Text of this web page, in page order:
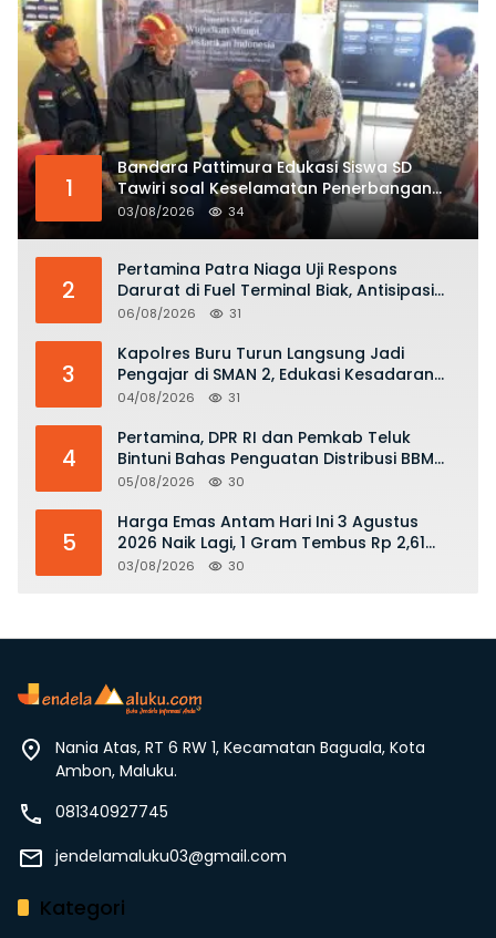
1
Bandara Pattimura Edukasi Siswa SD
Tawiri soal Keselamatan Penerbangan
dan Bahaya Bermain Layang-layang di
KKOP
03/08/2026 34
2
Pertamina Patra Niaga Uji Respons
Darurat di Fuel Terminal Biak, Antisipasi
Risiko Kebakaran dan Tumpahan BBM
06/08/2026 31
3
Kapolres Buru Turun Langsung Jadi
Pengajar di SMAN 2, Edukasi Kesadaran
Hukum dan Stop Kekerasan
04/08/2026 31
4
Pertamina, DPR RI dan Pemkab Teluk
Bintuni Bahas Penguatan Distribusi BBM
dan LPG
05/08/2026 30
5
Harga Emas Antam Hari Ini 3 Agustus
2026 Naik Lagi, 1 Gram Tembus Rp 2,61
Juta
03/08/2026 30
Nania Atas, RT 6 RW 1, Kecamatan Baguala, Kota
Ambon, Maluku.
081340927745
jendelamaluku03@gmail.com
Kategori